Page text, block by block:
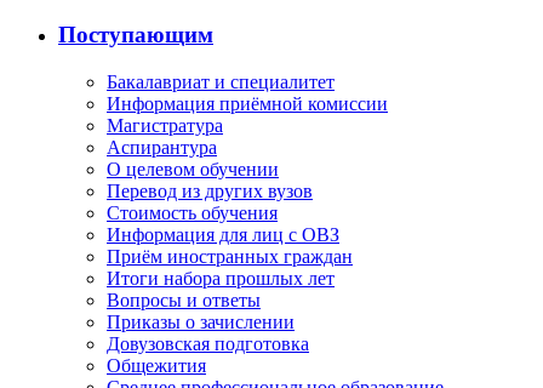
Поступающим
Бакалавриат и специалитет
Информация приёмной комиссии
Магистратура
Аспирантура
О целевом обучении
Перевод из других вузов
Стоимость обучения
Информация для лиц с ОВЗ
Приём иностранных граждан
Итоги набора прошлых лет
Вопросы и ответы
Приказы о зачислении
Довузовская подготовка
Общежития